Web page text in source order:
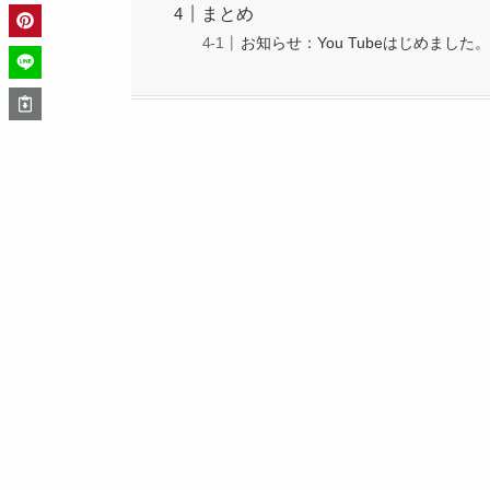
まとめ
お知らせ：You Tubeはじめました。